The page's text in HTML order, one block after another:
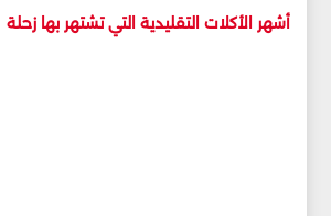
أشهر الأكلات التقليدية التي تشتهر بها زحلة